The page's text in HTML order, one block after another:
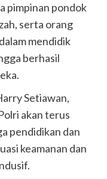
pimpinan pondok
serta orang
mendidik
berhasil
Setiawan,
akan terus
pendidikan dan
keamanan dan